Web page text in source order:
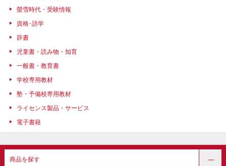
螢雪時代・受験情報
資格･語学
辞書
児童書・読み物・知育
一般書・教育書
学校専用教材
塾・予備校専用教材
ライセンス製品・サービス
電子書籍
商品を探す